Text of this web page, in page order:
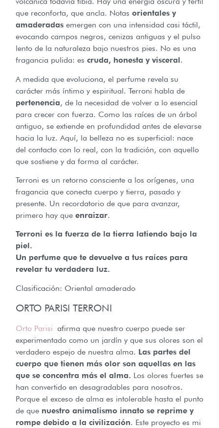
que reconforta, que ancla. Notas orientales y
amaderadas emergen con una intensidad casi táctil,
evocando campos negros, cenizas antiguas y el pulso
lento de la naturaleza bajo nuestros pies. No es una
fragancia pulida: es cruda, honesta y visceral.
A medida que evoluciona, el perfume revela su
carácter más íntimo y espiritual. Terroni habla de
pertenencia, de la necesidad de volver a lo esencial
para crecer con fuerza. Como las raíces de un árbol
antiguo, se extiende en profundidad antes de elevarse
hacia la luz. Aquí, la belleza no es superficial: nace
del contacto con lo real, con la tradición, con aquello
que sostiene y da forma al carácter.
Terroni es un retorno consciente a los orígenes, una
fragancia que conecta cuerpo y tierra, pasado y
presente. Un recordatorio de que para avanzar,
primero hay que enraizar.
Terroni es la fuerza de la tierra latiendo bajo la
piel.
Un perfume que te devuelve a tus raíces para
revelar tu verdadera luz.
Clasificación: Oriental amaderado
ORTO PARISI TERRONI
Orto Parisi afirma que nuestro cuerpo puede ser
experimentado como un jardín y que sus olores son el
verdadero espejo de nuestra alma. Las partes del
cuerpo que tienen más olor son aquellas en las
que se concentra más el alma. Los olores fuertes se
han convertido en desagradables para nosotros.
Porque el exceso de alma es intolerable hasta el punto
de que nuestro animalismo innato se reprime y
rompe debido a la civilización. Este proyecto es mi